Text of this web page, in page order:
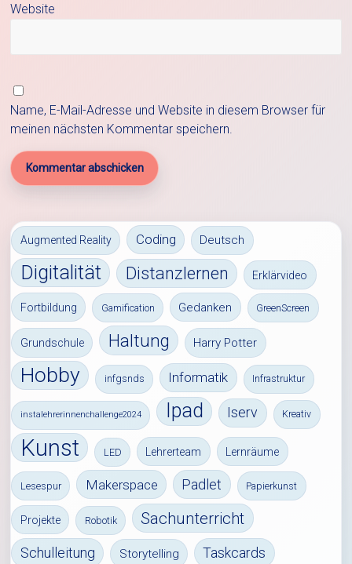
Website
Name, E-Mail-Adresse und Website in diesem Browser für
meinen nächsten Kommentar speichern.
Augmented Reality Coding Deutsch
Digitalität Distanzlernen Erklärvideo
Fortbildung Gamification Gedanken GreenScreen
Grundschule Haltung Harry Potter
Hobby infgsnds Informatik Infrastruktur
instalehrerinnenchallenge2024 Ipad Iserv Kreativ
Kunst LED Lehrerteam Lernräume
Lesespur Makerspace Padlet Papierkunst
Projekte Robotik Sachunterricht
Schulleitung Storytelling Taskcards